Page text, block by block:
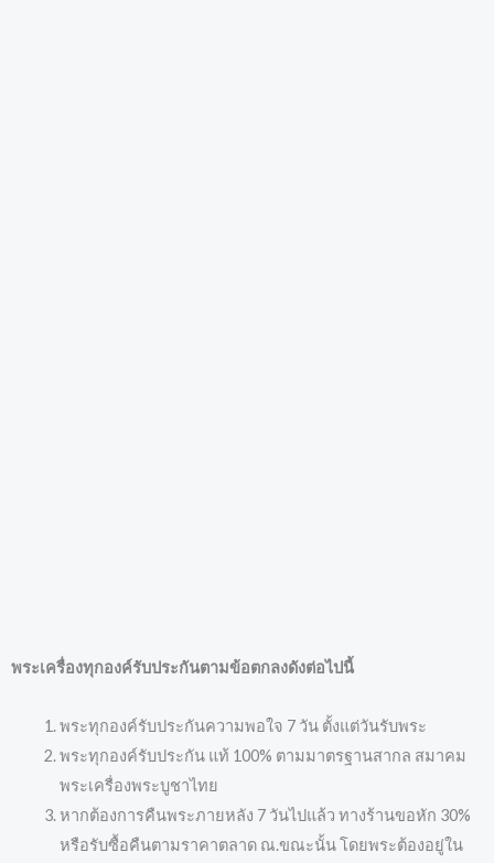
พระเครื่องทุกองค์รับประกันตามข้อตกลงดังต่อไปนี้
พระทุกองค์รับประกันความพอใจ 7 วัน ตั้งแต่วันรับพระ
พระทุกองค์รับประกัน แท้ 100% ตามมาตรฐานสากล สมาคม
พระเครื่องพระบูชาไทย
หากต้องการคืนพระภายหลัง 7 วันไปแล้ว ทางร้านขอหัก 30%
หรือรับซื้อคืนตามราคาตลาด ณ.ขณะนั้น โดยพระต้องอยู่ใน